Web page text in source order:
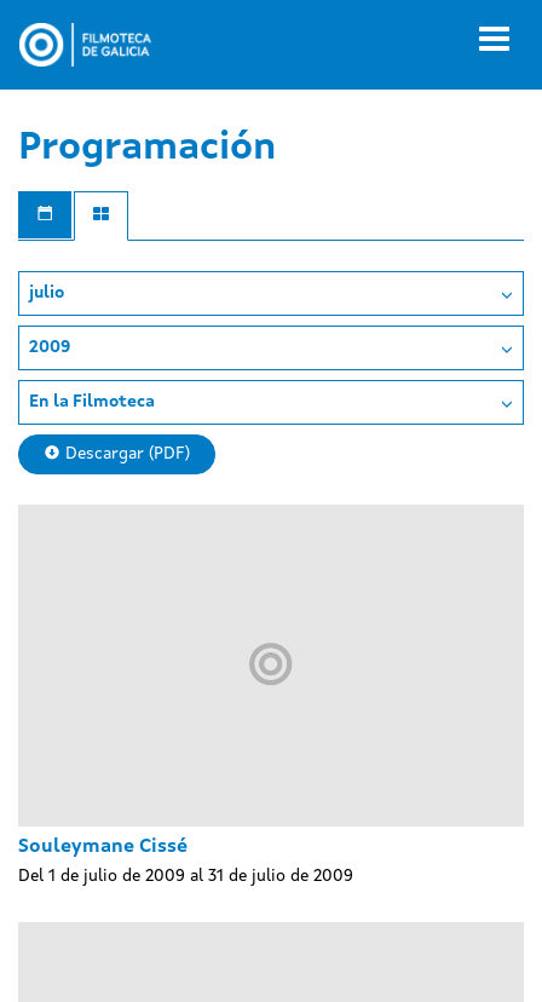
contenido
Programación
julio
2009
En la Filmoteca
Descargar (PDF)
Souleymane Cissé
Del 1 de julio de 2009 al 31 de julio de 2009